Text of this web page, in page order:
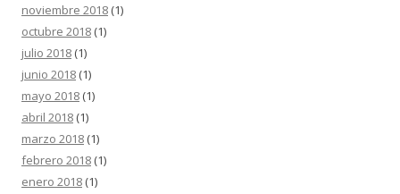
noviembre 2018 (1)
octubre 2018 (1)
julio 2018 (1)
junio 2018 (1)
mayo 2018 (1)
abril 2018 (1)
marzo 2018 (1)
febrero 2018 (1)
enero 2018 (1)